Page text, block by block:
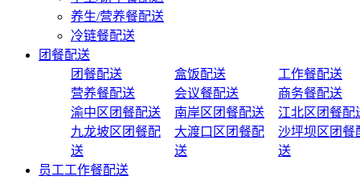
养生/营养餐配送
冷链餐配送
团餐配送
团餐配送
盒饭配送
工作餐配送
营养餐配送
会议餐配送
商务餐配送
渝中区团餐配送
南岸区团餐配送
江北区团餐配
九龙坡区团餐配
送
大渡口区团餐配
送
沙坪坝区团餐
送
员工工作餐配送